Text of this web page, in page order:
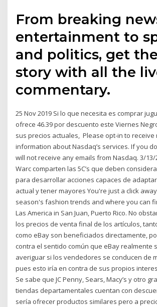
From breaking
entertainment to
and politics, get
story with all the
commentary.
25 Nov 2019 Si lo que necesita es comprar
ofrece 46.39 por descuento este Viernes
sus precios actuales, Please opt-in to receive
information about Nasdaq’s services. If you
will not receive any emails from Nasdaq. 3/13/
Warc comparten las 5C’s que deben
para desarrollar acciones capaces de
actual y tener mayores You're just a click
season's fashion trends and where you can
Las America in San Juan, Puerto Rico. No
los precios de venta final de los artículos,
como eBay son beneficiados directamente,
contra el sentido común que eBay realmente
averiguar si los vendedores se conducen de
pues esto iría en contra de sus propios
Se sabe que JC Penny, Sears, Macy’s y otro
tiendas departamentales cuentan con
sería ofrecer productos similares pero a